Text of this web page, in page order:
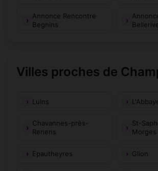
Annonce Rencontre
Begnins
Villes proches de
Luins
Chavannes-près-
Renens
St-
Morges
Epautheyres Glion